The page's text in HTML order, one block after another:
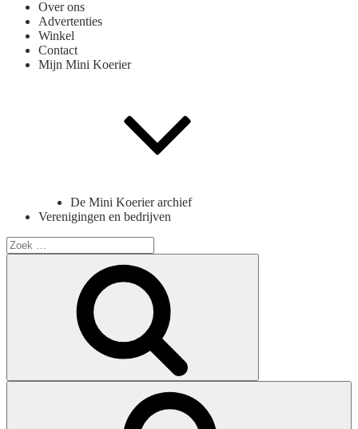
Over ons
Advertenties
Winkel
Contact
Mijn Mini Koerier
De Mini Koerier archief
Verenigingen en bedrijven
Search
for: